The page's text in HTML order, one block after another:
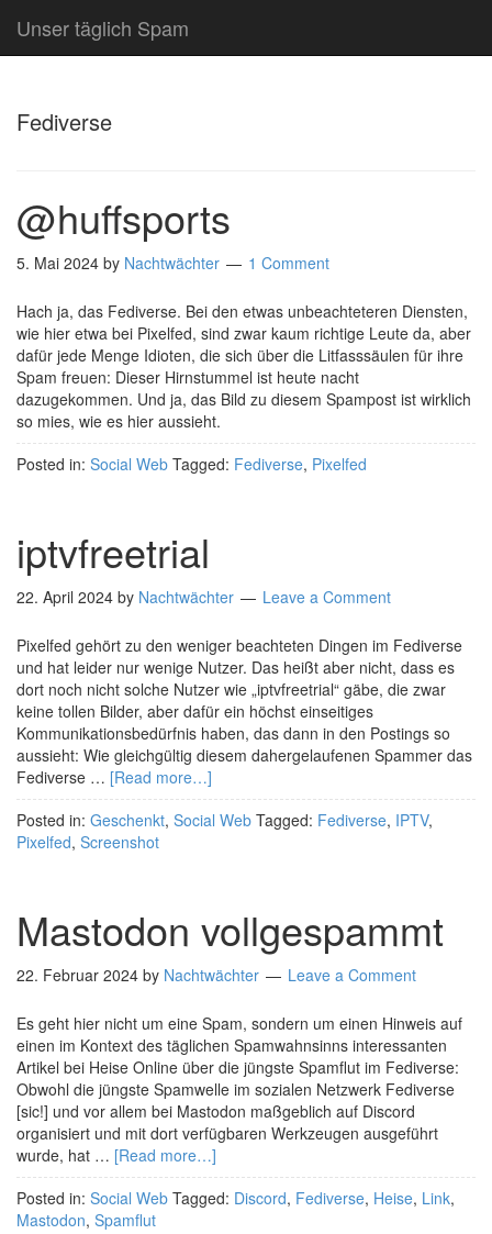
Unser täglich Spam
Fediverse
@huffsports
5. Mai 2024 by Nachtwächter 1 Comment
Hach ja, das Fediverse. Bei den etwas unbeachteteren Diensten,
wie hier etwa bei Pixelfed, sind zwar kaum richtige Leute da, aber
dafür jede Menge Idioten, die sich über die Litfasssäulen für ihre
Spam freuen: Dieser Hirnstummel ist heute nacht
dazugekommen. Und ja, das Bild zu diesem Spampost ist wirklich
so mies, wie es hier aussieht.
Posted in: Social Web Tagged: Fediverse, Pixelfed
iptvfreetrial
22. April 2024 by Nachtwächter Leave a Comment
Pixelfed gehört zu den weniger beachteten Dingen im Fediverse
und hat leider nur wenige Nutzer. Das heißt aber nicht, dass es
dort noch nicht solche Nutzer wie „iptvfreetrial“ gäbe, die zwar
keine tollen Bilder, aber dafür ein höchst einseitiges
Kommunikationsbedürfnis haben, das dann in den Postings so
aussieht: Wie gleichgültig diesem dahergelaufenen Spammer das
Fediverse … [Read more…]
Posted in: Geschenkt, Social Web Tagged: Fediverse, IPTV,
Pixelfed, Screenshot
Mastodon vollgespammt
22. Februar 2024 by Nachtwächter Leave a Comment
Es geht hier nicht um eine Spam, sondern um einen Hinweis auf
einen im Kontext des täglichen Spamwahnsinns interessanten
Artikel bei Heise Online über die jüngste Spamflut im Fediverse:
Obwohl die jüngste Spamwelle im sozialen Netzwerk Fediverse
[sic!] und vor allem bei Mastodon maßgeblich auf Discord
organisiert und mit dort verfügbaren Werkzeugen ausgeführt
wurde, hat … [Read more…]
Posted in: Social Web Tagged: Discord, Fediverse, Heise, Link,
Mastodon, Spamflut